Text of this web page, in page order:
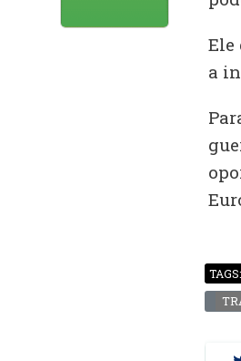
Ele
a
TAGS: